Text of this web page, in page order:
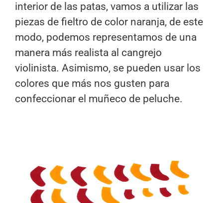
interior de las patas, vamos a utilizar las
piezas de fieltro de color naranja, de este
modo, podemos representamos de una
manera más realista al cangrejo
violinista. Asimismo, se pueden usar los
colores que más nos gusten para
confeccionar el muñeco de peluche.